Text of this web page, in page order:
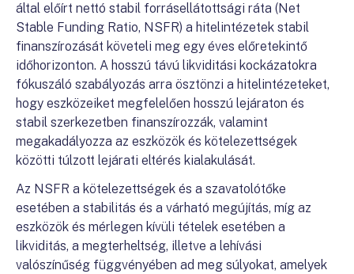
által előírt nettó stabil forrásellátottsági ráta (Net
Stable Funding Ratio, NSFR) a hitelintézetek stabil
finanszírozását követeli meg egy éves előretekintő
időhorizonton. A hosszú távú likviditási kockázatokra
fókuszáló szabályozás arra ösztönzi a hitelintézeteket,
hogy eszközeiket megfelelően hosszú lejáraton és
stabil szerkezetben finanszírozzák, valamint
megakadályozza az eszközök és kötelezettségek
közötti túlzott lejárati eltérés kialakulását.
Az NSFR a kötelezettségek és a szavatolótőke
esetében a stabilitás és a várható megújítás, míg az
eszközök és mérlegen kívüli tételek esetében a
likviditás, a megterheltség, illetve a lehívási
valószínűség függvényében ad meg súlyokat, amelyek